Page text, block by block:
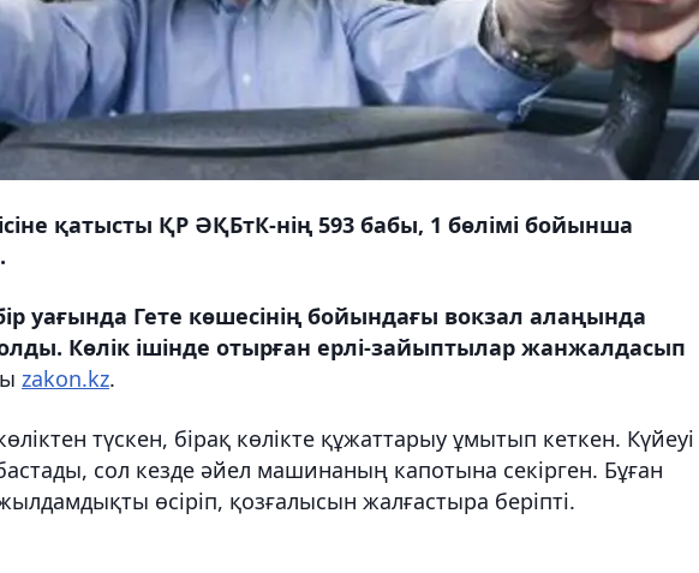
қатысты ҚР ӘҚБтК-нің 593 бабы, 1 бөлімі бойынша
уағында Гете көшесінің бойындағы вокзал алаңында
Көлік ішінде отырған ерлі-зайыптылар жанжалдасып
zakon.kz.
түскен, бірақ көлікте құжаттарыy ұмытып кеткен. Күйеуі
сол кезде әйел машинаның капотына секірген. Бұған
өсіріп, қозғалысын жалғастыра беріпті.